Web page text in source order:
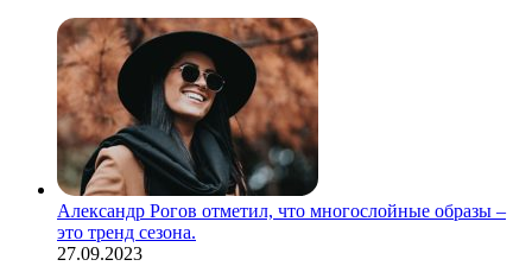
Александр Рогов отметил, что многослойные образы –
это тренд сезона.
27.09.2023